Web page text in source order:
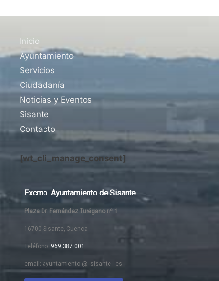
Inicio
Ayuntamiento
Servicios
Ciudadanía
Noticias y Eventos
Sisante
Contacto
[wt_cli_manage_consent]
Excmo. Ayuntamiento de Sisante
Plaza Dr. Fernández Turégano nº 1
16700 Sisante, Cuenca
Teléfono: 969 387 001
email: ayuntamiento @ sisante . es